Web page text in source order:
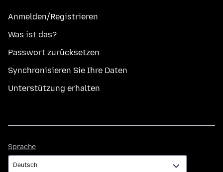
Anmelden/Registrieren
Was ist das?
Passwort zurücksetzen
Synchronisieren Sie Ihre Daten
Unterstützung erhalten
Sprache